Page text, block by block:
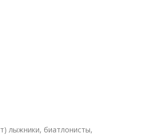
лыжники, биатлонисты,